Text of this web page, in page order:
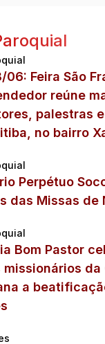
06: Feira São
reúne
palestras
no bairro
Perpétuo
das Missas de
Bom Pastor
missionários
a